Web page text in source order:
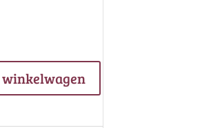
winkelwagen